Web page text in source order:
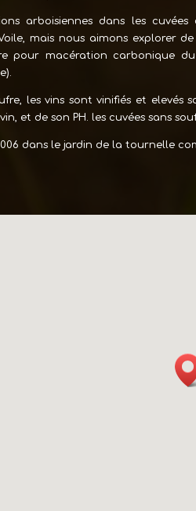
arboisiennes dans les
mais nous aimons explorer
pour macération carbonique
les vins sont vinifiés et elevés
et de son PH. les cuvées sans
dans le jardin de la tournelle